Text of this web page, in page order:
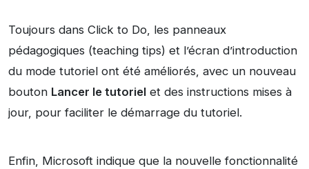
Toujours dans Click to Do, les panneaux
pédagogiques (teaching tips) et l’écran d’introduction
du mode tutoriel ont été améliorés, avec un nouveau
bouton Lancer le tutoriel et des instructions mises à
jour, pour faciliter le démarrage du tutoriel.
Enfin, Microsoft indique que la nouvelle fonctionnalité